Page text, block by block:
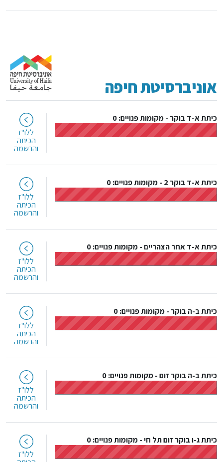
אוניברסיטת חיפה
כיתת א-ד בוקר -מקומות פנויים: 0
ללו"ז
הכיתה
והרשמה
כיתת א-ד בוקר 2 -מקומות פנויים: 0
ללו"ז
הכיתה
והרשמה
כיתת א-ד אחר הצהריים-מקומות פנויים: 0
ללו"ז
הכיתה
והרשמה
כיתת ב-ה בוקר -מקומות פנויים: 0
ללו"ז
הכיתה
והרשמה
כיתת ב-ה בוקר זום-מקומות פנויים: 0
ללו"ז
הכיתה
והרשמה
כיתת ג-ו בוקר זום תל חי-מקומות פנויים: 0
ללו"ז